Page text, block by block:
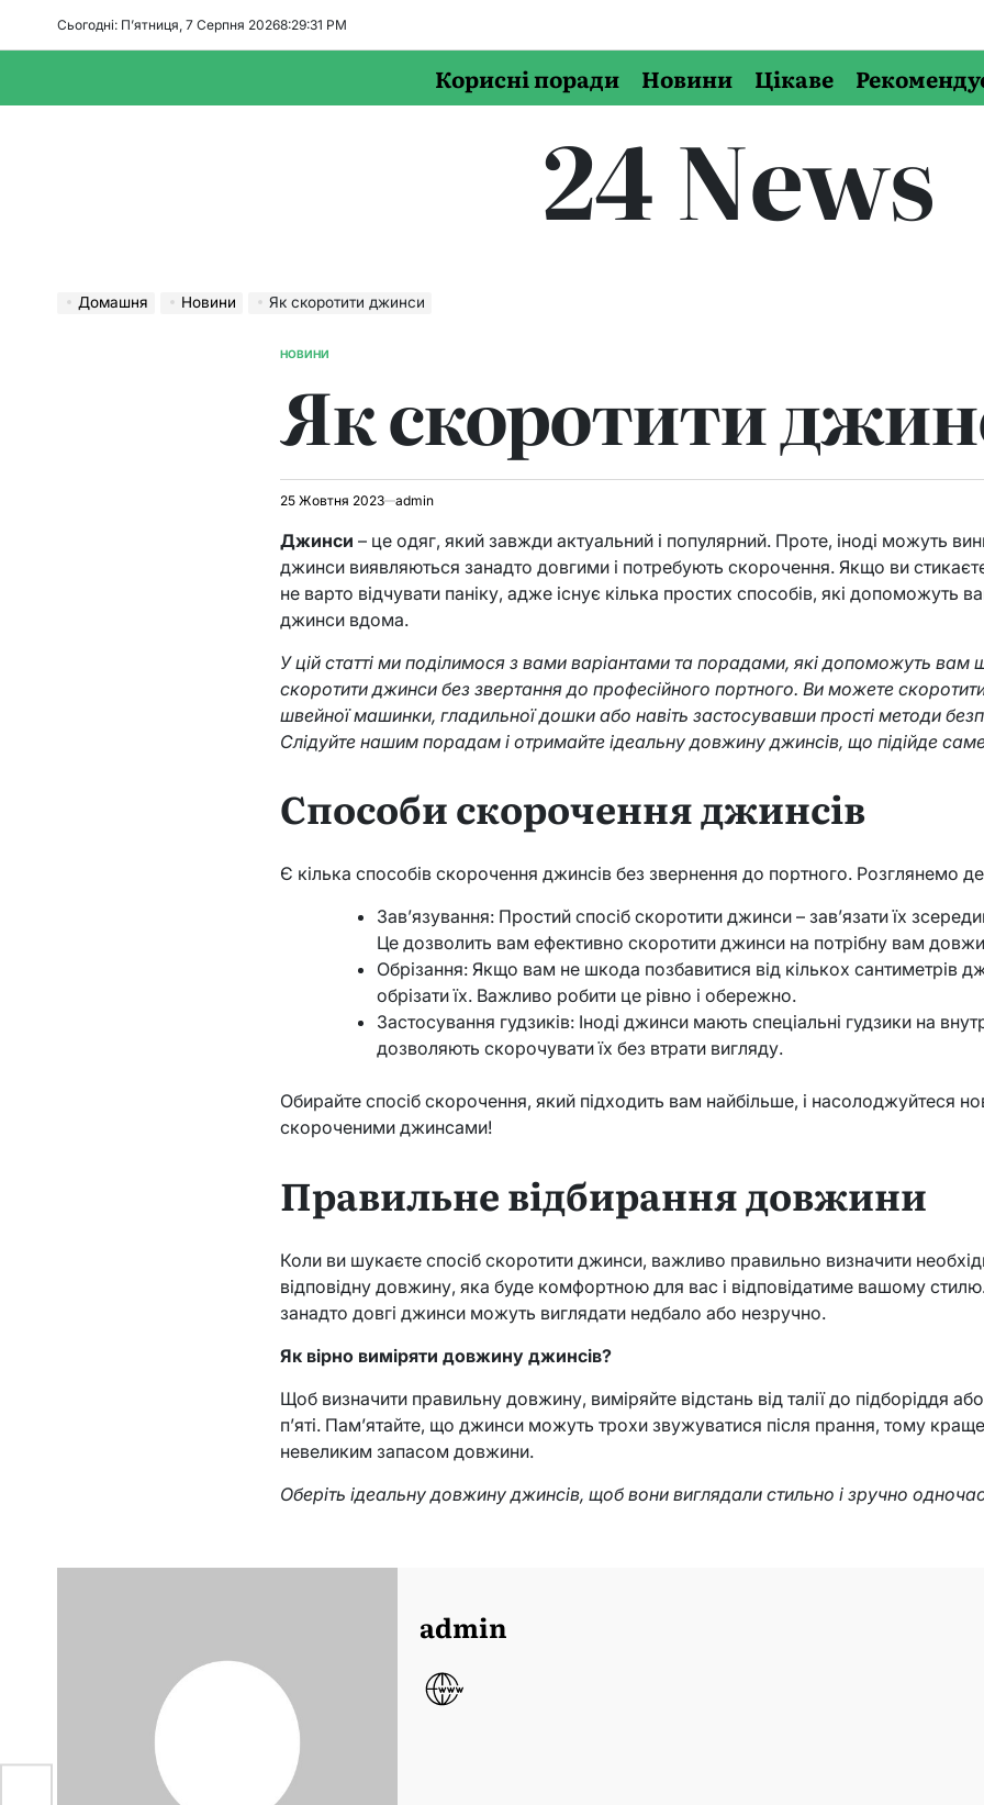
Сьогодні: П’ятниця, 7 Серпня 20268:29:32 PM
Корисні поради Новини Цікаве
24 News
Домашня Новини Як скоротити джинси
ОПУБЛІКУВАТИ
НОВИНИ
Як скоротити
25 Жовтня 2023 admin
Джинси – це одяг, який завжди актуальний і популярний. Проте, іноді можуть
джинси виявляються занадто довгими і потребують скорочення. Якщо ви
не варто відчувати паніку, адже існує кілька простих способів, які допоможуть
джинси вдома.
У цій статті ми поділимося з вами варіантами та порадами, які допоможуть вам
скоротити джинси без звертання до професійного портного. Ви можете
швейної машинки, гладильної дошки або навіть застосувавши прості методи
Слідуйте нашим порадам і отримайте ідеальну довжину джинсів, що підійде
Способи скорочення джинсів
Є кілька способів скорочення джинсів без звернення до портного. Розглянемо
Зав’язування: Простий спосіб скоротити джинси – зав’язати їх
Це дозволить вам ефективно скоротити джинси на потрібну вам
Обрізання: Якщо вам не шкода позбавитися від кількох сантиметрів
обрізати їх. Важливо робити це рівно і обережно.
Застосування гудзиків: Іноді джинси мають спеціальні гудзики на
дозволяють скорочувати їх без втрати вигляду.
Обирайте спосіб скорочення, який підходить вам найбільше, і насолоджуйтеся
скороченими джинсами!
Правильне відбирання довжини
Коли ви шукаєте спосіб скоротити джинси, важливо правильно визначити
відповідну довжину, яка буде комфортною для вас і відповідатиме вашому
занадто довгі джинси можуть виглядати недбало або незручно.
Як вірно виміряти довжину джинсів?
Щоб визначити правильну довжину, виміряйте відстань від талії до підборіддя
п’яті. Пам’ятайте, що джинси можуть трохи звужуватися після прання, тому
невеликим запасом довжини.
Оберіть ідеальну довжину джинсів, щоб вони виглядали стильно і зручно
admin